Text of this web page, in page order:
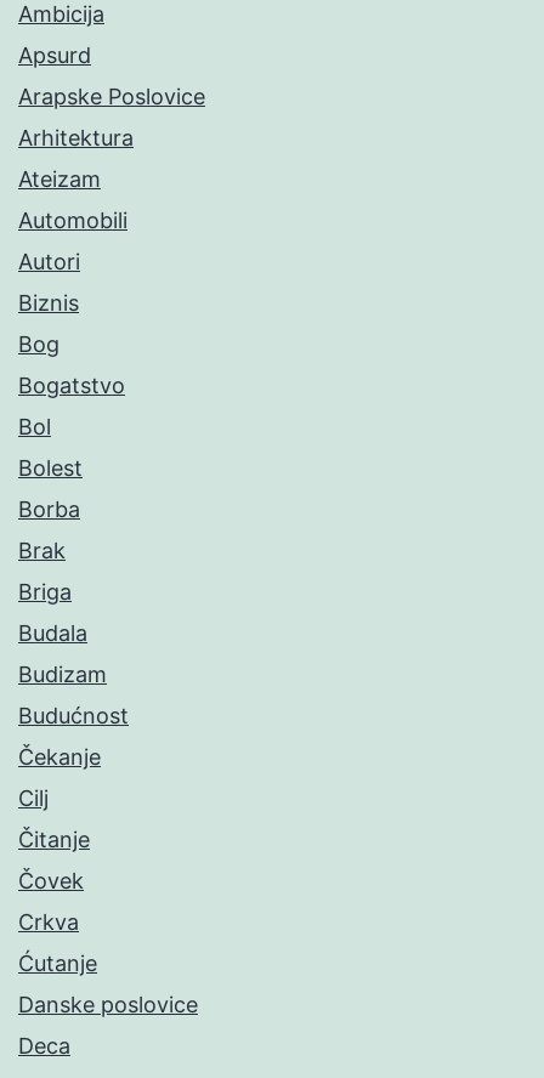
Ambicija
Apsurd
Arapske Poslovice
Arhitektura
Ateizam
Automobili
Autori
Biznis
Bog
Bogatstvo
Bol
Bolest
Borba
Brak
Briga
Budala
Budizam
Budućnost
Čekanje
Cilj
Čitanje
Čovek
Crkva
Ćutanje
Danske poslovice
Deca